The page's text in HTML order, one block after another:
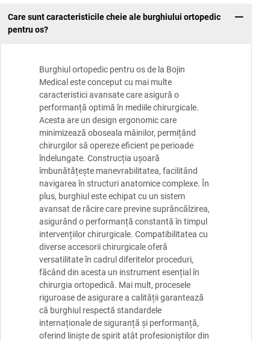
Care sunt caracteristicile cheie ale burghiului ortopedic
pentru os?
Burghiul ortopedic pentru os de la Bojin
Medical este conceput cu mai multe
caracteristici avansate care asigură o
performanță optimă în mediile chirurgicale.
Acesta are un design ergonomic care
minimizează oboseala mâinilor, permițând
chirurgilor să opereze eficient pe perioade
îndelungate. Construcția ușoară
îmbunătățește manevrabilitatea, facilitând
navigarea în structuri anatomice complexe. În
plus, burghiul este echipat cu un sistem
avansat de răcire care previne suprâncălzirea,
asigurând o performanță constantă în timpul
intervențiilor chirurgicale. Compatibilitatea cu
diverse accesorii chirurgicale oferă
versatilitate în cadrul diferitelor proceduri,
făcând din acesta un instrument esențial în
chirurgia ortopedică. Mai mult, procesele
riguroase de asigurare a calității garantează
că burghiul respectă standardele
internaționale de siguranță și performanță,
oferind liniște de spirit atât profesioniștilor din